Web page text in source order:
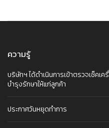
ความรู้
บริษัทฯ ได้ดำเนินการเข้าตรวจเช็คเ
บำรุงรักษาให้แก่ลูกค้า
ประกาศวันหยุดทำการ